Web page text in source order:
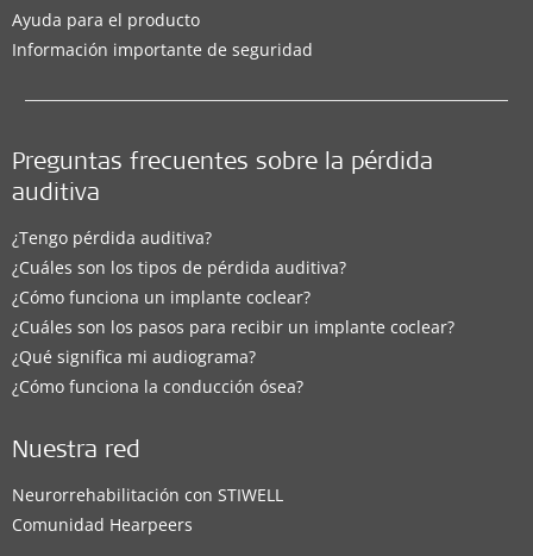
Ayuda para el producto
Información importante de seguridad
Preguntas frecuentes sobre la pérdida
auditiva
¿Tengo pérdida auditiva?
¿Cuáles son los tipos de pérdida auditiva?
¿Cómo funciona un implante coclear?
¿Cuáles son los pasos para recibir un implante coclear?
¿Qué significa mi audiograma?
¿Cómo funciona la conducción ósea?
Nuestra red
Neurorrehabilitación con STIWELL
Comunidad Hearpeers